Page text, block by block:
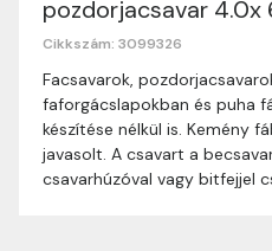
pozdorjacsavar
Cikkszám: 3099326
Facsavarok,
faforgácslapokban és puha
készítése nélkül is. Kemény
javasolt. A csavart a
csavarhúzóval vagy bitfejjel
Méret
4.0x60
Kiszerelés
500db
Nagyon köszönjük, hogy
vásárlásodhoz. Az
információinkat, hogy a
zökkenőmentesen
Szállítási idő:
munkanapon belül